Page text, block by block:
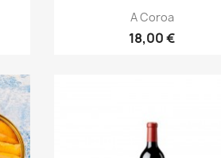
Vista rápida
A Coroa
18,00 €